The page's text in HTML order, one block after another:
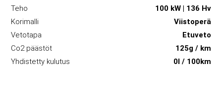
Teho
100 kW | 136 Hv
Korimalli
Viistoperä
Vetotapa
Etuveto
Co2 päästöt
125g / km
Yhdistetty kulutus
0l / 100km